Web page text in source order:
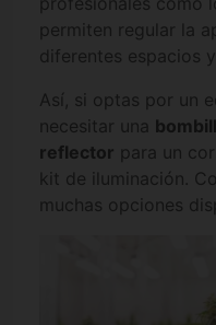
permiten regular la
diferentes espacios
Así, si optas por un
necesitar una
reflector para un
kit de iluminación.
muchas opciones